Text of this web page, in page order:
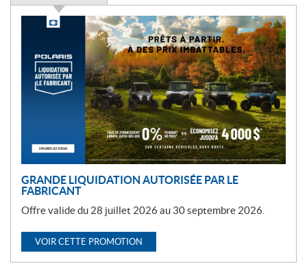
GRANDE LIQUIDATION AUTORISÉE PAR LE
FABRICANT
Offre valide du 28 juillet 2026 au 30 septembre 2026.
VOIR CETTE PROMOTION